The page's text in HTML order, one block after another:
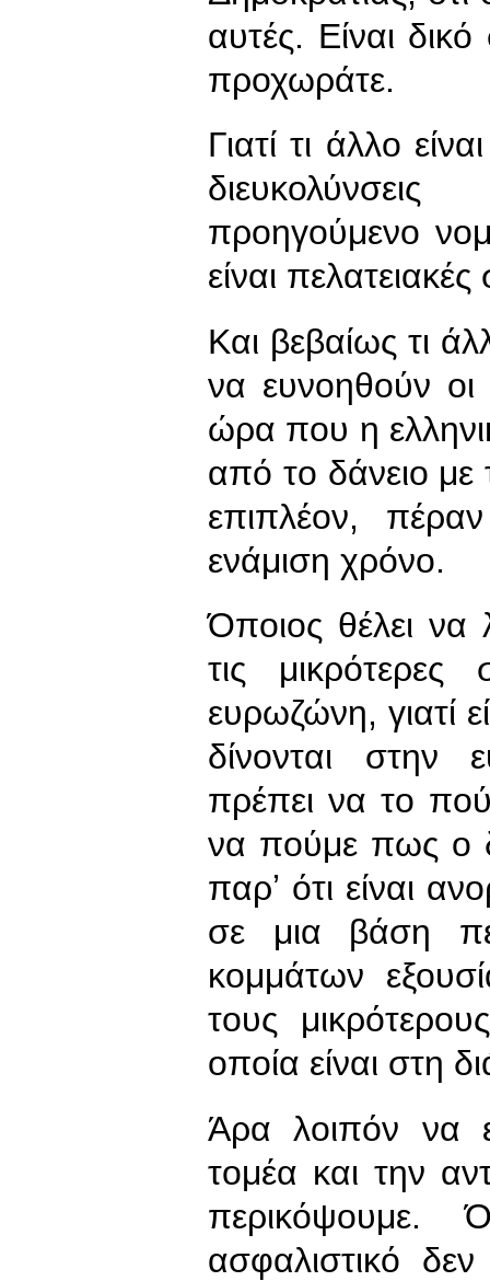
αυτές. Είναι
προχωράτε.
Γιατί τι άλλο
προηγούμενο
είναι πελατειακές
Και βεβαίως τι
να ευνοηθούν οι
ώρα που η
από το δάνειο
επιπλέον,
ενάμιση χρόνο.
Όποιος θέλει να
τις μικρότερες
ευρωζώνη, γιατί
δίνονται στην
πρέπει να το
να πούμε πως ο
παρʼ ότι είναι
σε μια βάση
κομμάτων
τους
οποία είναι στη
Άρα λοιπόν να
τομέα και την
περικόψουμε.
ασφαλιστικό